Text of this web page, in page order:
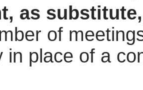
as
of
in place of a